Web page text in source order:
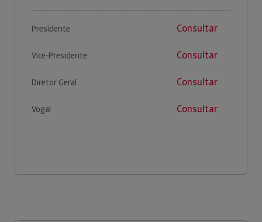
Presidente Consultar
Vice-Presidente Consultar
Diretor Geral Consultar
Vogal Consultar